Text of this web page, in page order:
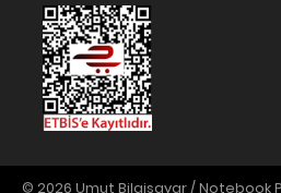
© 2026 Umut Bilgisayar / Notebook